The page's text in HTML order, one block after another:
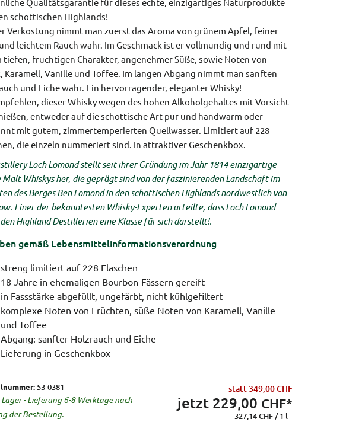
schottischen Highlands!
Verkostung nimmt man zuerst das Aroma von grünem Apfel, feiner
leichtem Rauch wahr. Im Geschmack ist er vollmundig und rund mit
tiefen, fruchtigen Charakter, angenehmer Süße, sowie Noten von
Karamell, Vanille und Toffee. Im langen Abgang nimmt man sanften
und Eiche wahr. Ein hervorragender, eleganter Whisky!
dieser Whisky wegen des hohen Alkoholgehaltes mit Vorsicht
entweder auf die schottische Art pur und handwarm oder
mit gutem, zimmertemperierten Quellwasser. Limitiert auf 228
die einzeln nummeriert sind. In attraktiver Geschenkbox.
Loch Lomond stellt seit ihrer Gründung im Jahr 1814 einzigartige
Malt Whiskys her, die geprägt sind von der faszinierenden Landschaft im
des Berges Ben Lomond in den schottischen Highlands nordwestlich von
Einer der bekanntesten Whisky-Experten urteilte, dass Loch Lomond
Highland Destillerien eine Klasse für sich darstellt!.
gemäß Lebensmittel­informations­verordnung
streng limitiert auf 228 Flaschen
18 Jahre in ehemaligen Bourbon-Fässern gereift
in Fassstärke abgefüllt, ungefärbt, nicht kühlgefiltert
komplexe Noten von Früchten, süße Noten von Karamell, Vanille
und Toffee
Abgang: sanfter Holzrauch und Eiche
Lieferung in Geschenkbox
53-0381
- Lieferung 6-8 Werktage nach
der Bestellung.
statt349,00 CHF
jetzt 229,00 CHF*
327,14 CHF / 1 l